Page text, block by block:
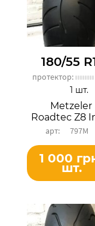
180/55
протектор:
Metzeler
797М
1 шт.
1 000
шт.